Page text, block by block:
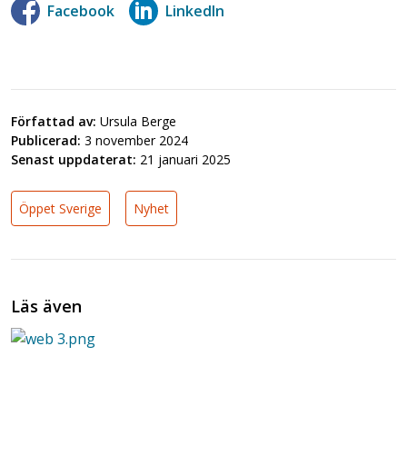
Facebook LinkedIn
Författad av: Ursula Berge
Publicerad: 3 november 2024
Senast uppdaterat: 21 januari 2025
Öppet Sverige Nyhet
Läs även